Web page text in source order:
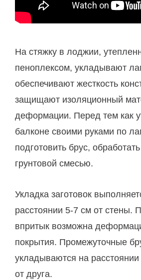
На стяжку в лоджии,
пеноплексом, укладывают
обеспечивают жесткость
защищают изоляционный
деформации. Перед тем как
балконе своими руками по
подготовить брус, обработать
грунтовой смесью.
Укладка заготовок
расстоянии 5-7 см от стены.
впритык возможна
покрытия. Промежуточные
укладываются на
от друга.